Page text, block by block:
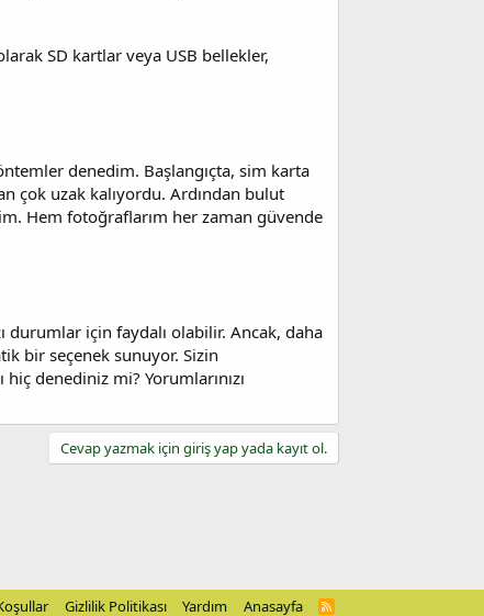
SD kartlar veya USB bellekler,
denedim. Başlangıçta, sim karta
çok uzak kalıyordu. Ardından bulut
Hem fotoğraflarım her zaman güvende
için faydalı olabilir. Ancak, daha
bir seçenek sunuyor. Sizin
denediniz mi? Yorumlarınızı
Cevap yazmak için giriş yap yada kayıt ol.
Gizlilik Politikası Yardım Anasayfa
R